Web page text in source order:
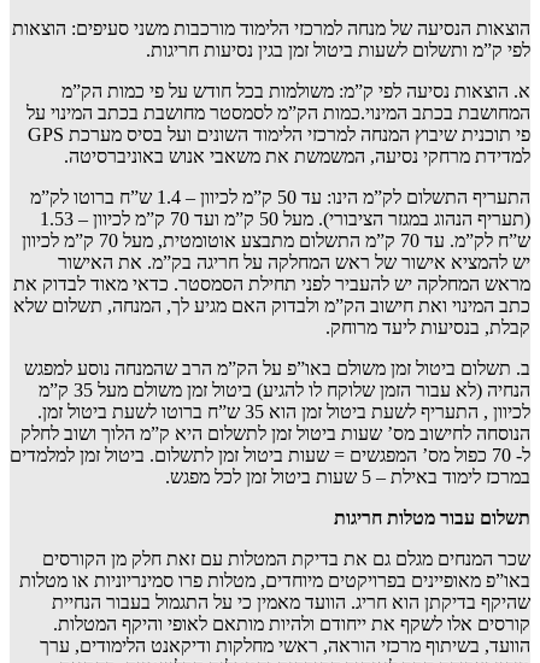
הוצאות הנסיעה של מנחה למרכזי הלימוד מורכבות משני סעיפים: הוצאות
לפי ק”מ ותשלום לשעות ביטול זמן בגין נסיעות חריגות.
א. הוצאות נסיעה לפי ק”מ: משולמות בכל חודש על פי כמות הק”מ
המחושבת בכתב המינוי.כמות הק”מ לסמסטר מחושבת בכתב המינוי על
פי תוכנית שיבוץ המנחה למרכזי הלימוד השונים ועל בסיס מערכת GPS
למדידת מרחקי נסיעה, המשמשת את משאבי אנוש באוניברסיטה.
התעריף התשלום לק”מ הינו: עד 50 ק”מ לכיוון – 1.4 ש”ח ברוטו לק”מ
(תעריף הנהוג במגזר הציבורי). מעל 50 ק”מ ועד 70 ק”מ לכיוון – 1.53
ש”ח לק”מ. עד 70 ק”מ התשלום מתבצע אוטומטית, מעל 70 ק”מ לכיוון
יש להמציא אישור של ראש המחלקה על חריגה בק”מ. את האישור
מראש המחלקה יש להעביר לפני תחילת הסמסטר. כדאי מאוד לבדוק את
כתב המינוי ואת חישוב הק”מ ולבדוק האם מגיע לך, המנחה, תשלום שלא
קבלת, בנסיעות ליעד מרוחק.
ב. תשלום ביטול זמן משולם באו”פ על הק”מ הרב שהמנחה נוסע למפגש
הנחיה (לא עבור הזמן שלוקח לו להגיע) ביטול זמן משולם מעל 35 ק”מ
לכיוון , התעריף לשעת ביטול זמן הוא 35 ש”ח ברוטו לשעת ביטול זמן.
הנוסחה לחישוב מס’ שעות ביטול זמן לתשלום היא ק”מ הלוך ושוב לחלק
ל- 70 כפול מס’ המפגשים = שעות ביטול זמן לתשלום. ביטול זמן למלמדים
במרכז לימוד באילת – 5 שעות ביטול זמן לכל מפגש.
תשלום עבור מטלות חריגות
שכר המנחים מגלם גם את בדיקת המטלות עם זאת חלק מן הקורסים
באו”פ מאופיינים בפרויקטים מיוחדים, מטלות פרו סמינריוניות או מטלות
שהיקף בדיקתן הוא חריג. הוועד מאמין כי על התגמול בעבור הנחיית
קורסים אלו לשקף את ייחודם ולהיות מותאם לאופי והיקף המטלות.
הוועד, בשיתוף מרכזי הוראה, ראשי מחלקות ודיקאנט הלימודים, ערך